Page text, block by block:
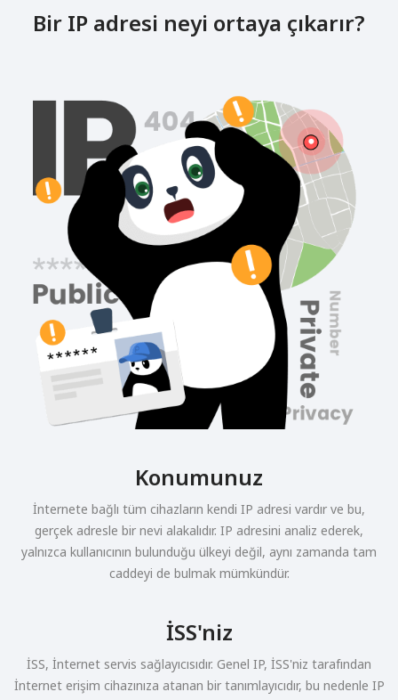
Bir IP adresi neyi ortaya çıkarır?
Konumunuz
İnternete bağlı tüm cihazların kendi IP adresi vardır ve bu,
gerçek adresle bir nevi alakalıdır. IP adresini analiz ederek,
yalnızca kullanıcının bulunduğu ülkeyi değil, aynı zamanda tam
caddeyi de bulmak mümkündür.
İSS'niz
İSS, İnternet servis sağlayıcısıdır. Genel IP, İSS'niz tarafından
İnternet erişim cihazınıza atanan bir tanımlayıcıdır, bu nedenle IP